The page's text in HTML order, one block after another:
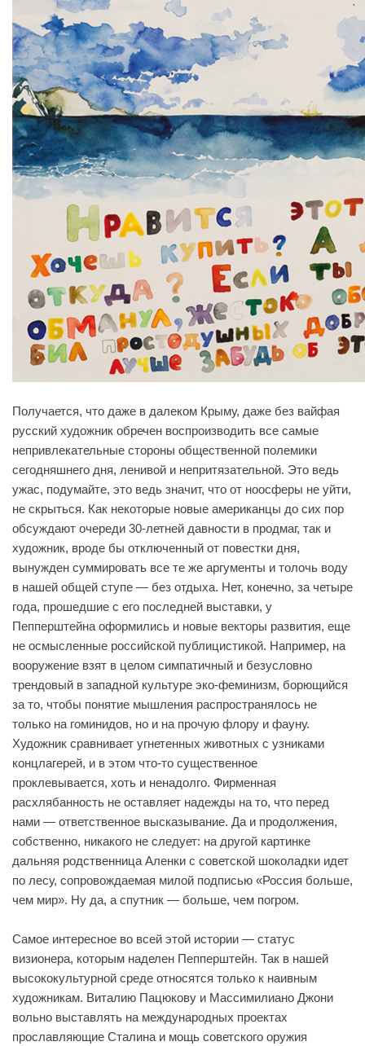
Получается, что даже в далеком Крыму, даже без вайфая
русский художник обречен воспроизводить все самые
непривлекательные стороны общественной полемики
сегодняшнего дня, ленивой и непритязательной. Это ведь
ужас, подумайте, это ведь значит, что от ноосферы не уйти,
не скрыться. Как некоторые новые американцы до сих пор
обсуждают очереди 30-летней давности в продмаг, так и
художник, вроде бы отключенный от повестки дня,
вынужден суммировать все те же аргументы и толочь воду
в нашей общей ступе — без отдыха. Нет, конечно, за четыре
года, прошедшие с его последней выставки, у
Пепперштейна оформились и новые векторы развития, еще
не осмысленные российской публицистикой. Например, на
вооружение взят в целом симпатичный и безусловно
трендовый в западной культуре эко-феминизм, борющийся
за то, чтобы понятие мышления распространялось не
только на гоминидов, но и на прочую флору и фауну.
Художник сравнивает угнетенных животных с узниками
концлагерей, и в этом что-то существенное
проклевывается, хоть и ненадолго. Фирменная
расхлябанность не оставляет надежды на то, что перед
нами — ответственное высказывание. Да и продолжения,
собственно, никакого не следует: на другой картинке
дальняя родственница Аленки с советской шоколадки идет
по лесу, сопровождаемая милой подписью «Россия больше,
чем мир». Ну да, а спутник — больше, чем погром.
Самое интересное во всей этой истории — статус
визионера, которым наделен Пепперштейн. Так в нашей
высококультурной среде относятся только к наивным
художникам. Виталию Пацюкову и Массимилиано Джони
вольно выставлять на международных проектах
прославляющие Сталина и мощь советского оружия